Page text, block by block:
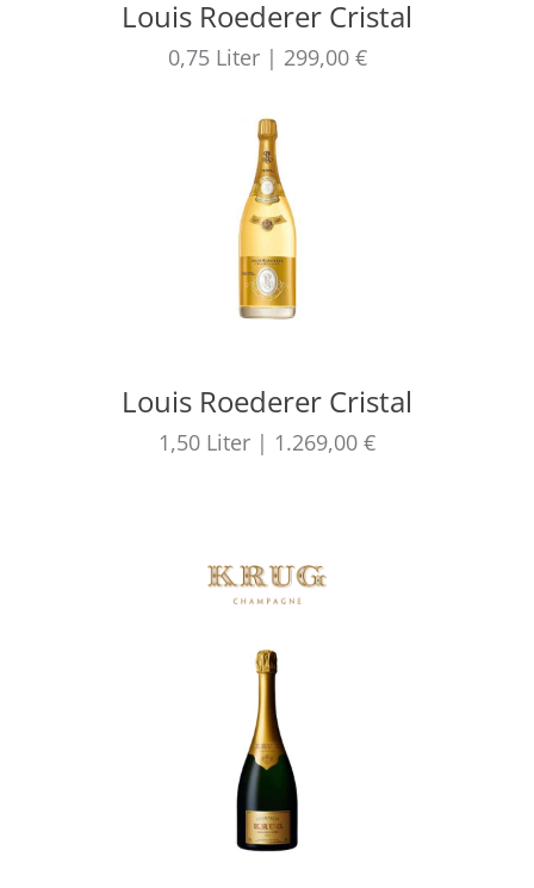
Louis Roederer Cristal
0,75 Liter | 299,00 €
Louis Roederer Cristal
1,50 Liter | 1.269,00 €